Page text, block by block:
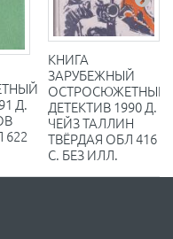
Д.
622
КНИГА
ЗАРУБЕЖНЫЙ
ОСТРОСЮЖЕТНЫЙ
ДЕТЕКТИВ 1990 Д.
ЧЕЙЗ ТАЛЛИН
ТВЁРДАЯ ОБЛ 416
С. БЕЗ ИЛЛ.